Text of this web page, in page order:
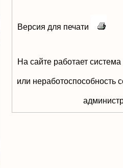
Версия для печати
На сайте работает
или неработоспособность